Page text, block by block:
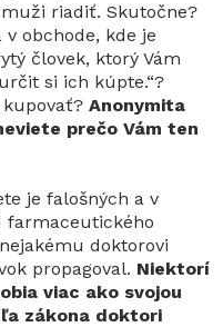
riadiť. Skutočne?
v obchode, kde je
človek, ktorý Vám
si ich kúpte.“?
kupovať?Anonymita
prečo Vám ten
je falošných a v
farmaceutického
doktorovi
propagoval. Niektorí
viac ako svojou
zákona doktori